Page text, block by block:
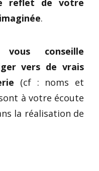
reflet de votre
.
conseille
vers de vrais
(cf : noms et
à votre écoute
la réalisation de